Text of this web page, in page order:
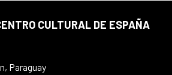
CULTURAL DE ESPAÑA
Paraguay